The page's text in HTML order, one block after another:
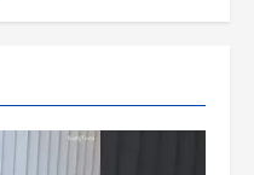
12時間前